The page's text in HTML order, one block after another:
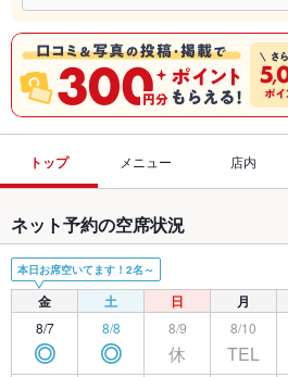
トップ メニュー 店内
ネット予約の空席状況
本日お席空いてます！2名～
金 土 日 月
8/7
◎
8/8
◎
8/9
休
8/10
TEL